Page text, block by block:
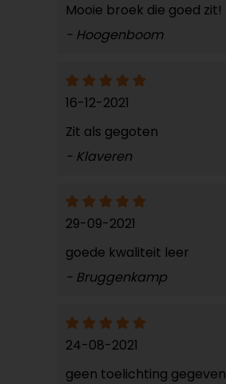
Mooie broek die goed zit!
- Hoogenboom
16-12-2021
Zit als gegoten
- Klaveren
29-09-2021
goede kwaliteit leer
- Bruggenkamp
24-08-2021
geen toelichting gegeven